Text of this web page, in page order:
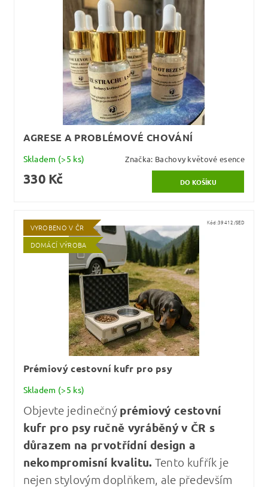
AGRESE A PROBLÉMOVÉ CHOVÁNÍ
Skladem (>5 ks) Značka: Bachovy květové esence
330 Kč
VYROBENO V ČR
DOMÁCÍ VÝROBA
Kód:39412/SED
Prémiový cestovní kufr pro psy
Skladem (>5 ks)
Objevte jedinečný prémiový cestovní
kufr pro psy ručně vyráběný v ČR s
důrazem na prvotřídní design a
nekompromisní kvalitu. Tento kufřík je
nejen stylovým doplňkem, ale především